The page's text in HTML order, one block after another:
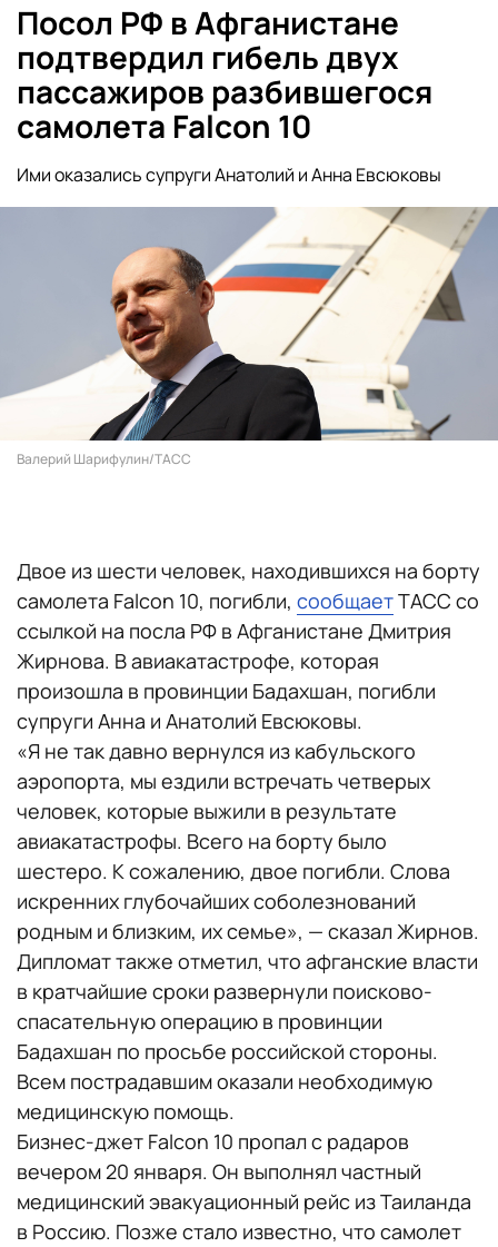
Посол РФ в Афганистане
подтвердил гибель двух
пассажиров разбившегося
самолета Falcon 10
Ими оказались супруги Анатолий и Анна Евсюковы
Валерий Шарифулин/ТАСС
Двое из шести человек, находившихся на борту
самолета Falcon 10, погибли, сообщаетТАСС со
ссылкой на посла РФ в Афганистане Дмитрия
Жирнова. В авиакатастрофе, которая
произошла в провинции Бадахшан, погибли
супруги Анна и Анатолий Евсюковы.
«Я не так давно вернулся из кабульского
аэропорта, мы ездили встречать четверых
человек, которые выжили в результате
авиакатастрофы. Всего на борту было
шестеро. К сожалению, двое погибли. Слова
искренних глубочайших соболезнований
родным и близким, их семье», — сказал Жирнов.
Дипломат также отметил, что афганские власти
в кратчайшие сроки развернули поисково-
спасательную операцию в провинции
Бадахшан по просьбе российской стороны.
Всем пострадавшим оказали необходимую
медицинскую помощь.
Бизнес-джет Falcon 10 пропал с радаров
вечером 20 января. Он выполнял частный
медицинский эвакуационный рейс из Таиланда
в Россию. Позже стало известно, что самолет